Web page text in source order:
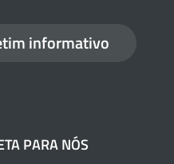
informativo
PARA NÓS